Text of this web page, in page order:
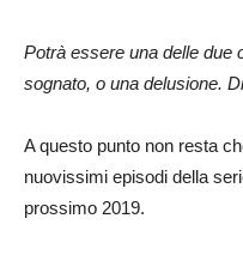
Potrà essere una delle due
sognato, o una delusione.
A questo punto non resta
nuovissimi episodi della
prossimo 2019.